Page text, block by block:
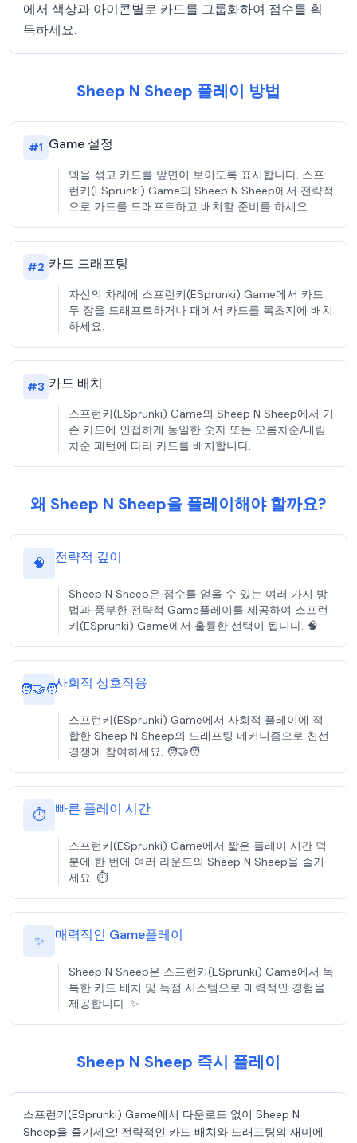
에서 색상과 아이콘별로 카드를 그룹화하여 점수를 획
득하세요.
Sheep N Sheep 플레이 방법
#1 Game 설정
덱을 섞고 카드를 앞면이 보이도록 표시합니다. 스프
런키(ESprunki) Game의 Sheep N Sheep에서 전략적
으로 카드를 드래프트하고 배치할 준비를 하세요.
#2 카드 드래프팅
자신의 차례에 스프런키(ESprunki) Game에서 카드
두 장을 드래프트하거나 패에서 카드를 목초지에 배치
하세요.
#3 카드 배치
스프런키(ESprunki) Game의 Sheep N Sheep에서 기
존 카드에 인접하게 동일한 숫자 또는 오름차순/내림
차순 패턴에 따라 카드를 배치합니다.
왜 Sheep N Sheep을 플레이해야 할까요?
🧠 전략적 깊이
Sheep N Sheep은 점수를 얻을 수 있는 여러 가지 방
법과 풍부한 전략적 Game플레이를 제공하여 스프런
키(ESprunki) Game에서 훌륭한 선택이 됩니다. 🧠
🧑‍🤝‍🧑사회적 상호작용
스프런키(ESprunki) Game에서 사회적 플레이에 적
합한 Sheep N Sheep의 드래프팅 메커니즘으로 친선
경쟁에 참여하세요. 🧑‍🤝‍🧑
⏱️ 빠른 플레이 시간
스프런키(ESprunki) Game에서 짧은 플레이 시간 덕
분에 한 번에 여러 라운드의 Sheep N Sheep을 즐기
세요. ⏱️
✨ 매력적인 Game플레이
Sheep N Sheep은 스프런키(ESprunki) Game에서 독
특한 카드 배치 및 득점 시스템으로 매력적인 경험을
제공합니다. ✨
Sheep N Sheep 즉시 플레이
스프런키(ESprunki) Game에서 다운로드 없이 Sheep N
Sheep을 즐기세요! 전략적인 카드 배치와 드래프팅의 재미에